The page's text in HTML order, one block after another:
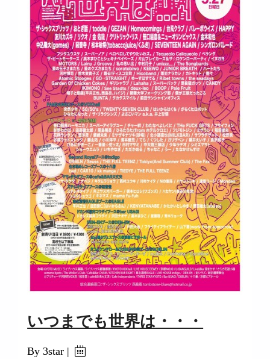
いつまでも世界は・・・
By 3star |